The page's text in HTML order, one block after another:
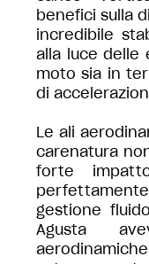
benefici sulla
incredibile
alla luce delle
moto sia in
di
Le ali
carenatura
forte
gestione
Agusta